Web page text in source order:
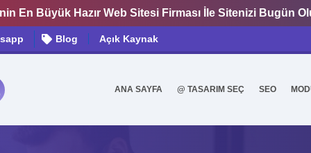
En Büyük Hazır Web Sitesi Firması İle Sitenizi Bugün
Blog Açık Kaynak
ANA SAYFA @ TASARIM SEÇ SEO